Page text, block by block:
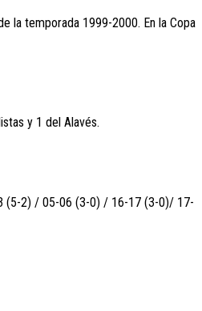
la temporada 1999-2000. En la Copa
y 1 del Alavés.
(5-2) / 05-06 (3-0) / 16-17 (3-0)/ 17-